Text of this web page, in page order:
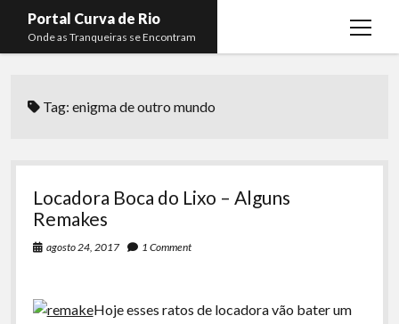
Portal Curva de Rio
Onde as Tranqueiras se Encontram
open
menu
Curva de Rio
Komos
La Siesta Podcast
Rachão na Beira do RIo
Membros open
Lucas Oliveira
Kaique Xavier
Rafael Almeida
Tag:enigma de outro mundo
Locadora Boca do Lixo – Alguns
Remakes
agosto 24, 2017 1 Comment
Hoje esses ratos de locadora vão bater um